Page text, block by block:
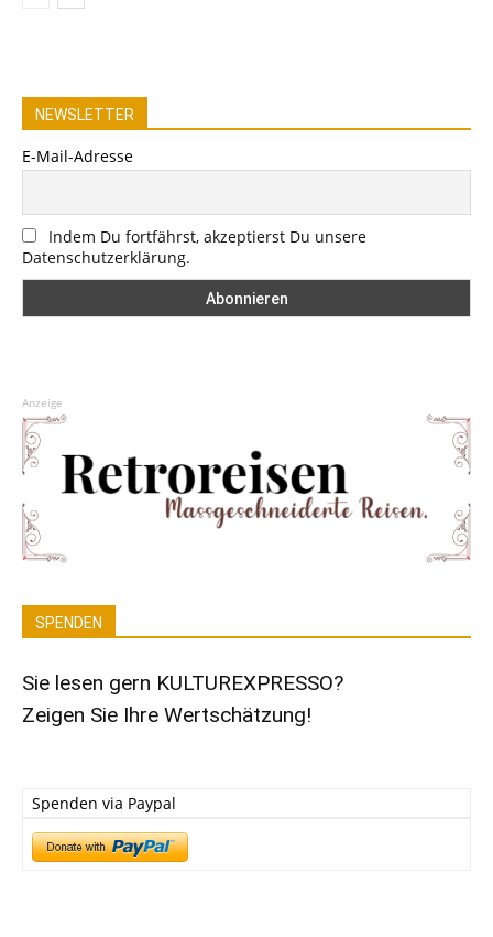
NEWSLETTER
E-Mail-Adresse
Indem Du fortfährst, akzeptierst Du unsere
Datenschutzerklärung.
Anzeige
SPENDEN
Sie lesen gern KULTUREXPRESSO?
Zeigen Sie Ihre Wertschätzung!
Spenden via Paypal